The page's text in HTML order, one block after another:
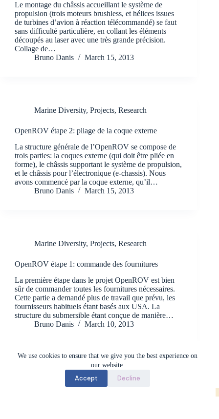
We use cookies to ensure that we give you the best experience on
our website.
Accept Decline
Le montage du châssis accueillant le système de
propulsion (trois moteurs brushless, et hélices issues
de turbines d’avion à réaction télécommandé) se faut
sans difficulté particulière, en collant les éléments
découpés au laser avec une très grande précision.
Collage de…
Bruno Danis
March 15, 2013
Marine Diversity, Projects, Research
OpenROV étape 2: pliage de la coque externe
La structure générale de l’OpenROV se compose de
trois parties: la coques externe (qui doit être pliée en
forme), le châssis supportant le système de propulsion,
et le châssis pour l’électronique (e-chassis). Nous
avons commencé par la coque externe, qu’il…
Bruno Danis
March 15, 2013
Marine Diversity, Projects, Research
OpenROV étape 1: commande des fournitures
La première étape dans le projet OpenROV est bien
sûr de commander toutes les fournitures nécessaires.
Cette partie a demandé plus de travail que prévu, les
fournisseurs habituels étant basés aux USA. La
structure du submersible étant conçue de manière…
Bruno Danis
March 10, 2013